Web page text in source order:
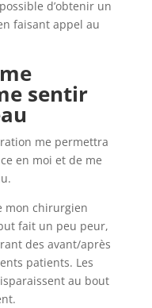
d’obtenir un
faisant appel au
sentir
me permettra
en moi et de me
mon chirurgien
fait un peu peur,
des avant/après
patients. Les
au bout